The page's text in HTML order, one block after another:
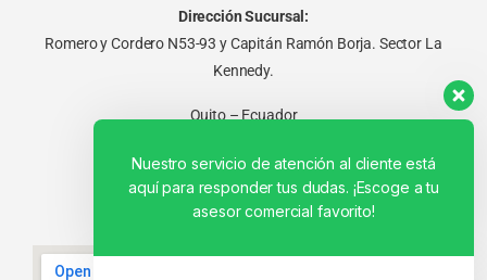
Dirección Sucursal:
Romero y Cordero N53-93 y Capitán Ramón Borja. Sector La
Kennedy.
Quito – Ecuador
Nuestro servicio de atención al cliente está
aquí para responder tus dudas. ¡Escoge a tu
asesor comercial favorito!